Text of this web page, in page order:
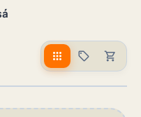
apps sell shopping_cart